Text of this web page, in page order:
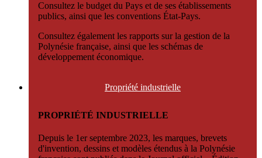
Consultez le budget du Pays et de ses établissements
publics, ainsi que les conventions État-Pays.
Consultez également les rapports sur la gestion de la
Polynésie française, ainsi que les schémas de
développement économique.
Propriété industrielle
PROPRIÉTÉ INDUSTRIELLE
Depuis le 1er septembre 2023, les marques, brevets
d'invention, dessins et modèles étendus à la Polynésie